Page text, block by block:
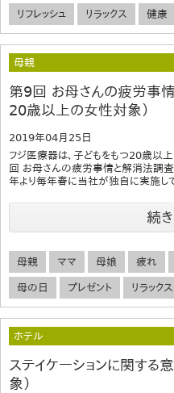
リフレッシュ リラックス 健康
母親
第9回 お母さんの疲労事
20歳以上の女性対象）
2019年04月25日
フジ医療器は、子どもをもつ20歳以
回 お母さんの疲労事情と解消法調査
年より毎年春に当社が独自に実施し
続
母親 ママ 母娘 疲れ
母の日 プレゼント リラックス
ホテル
ステイケーションに関す
象）